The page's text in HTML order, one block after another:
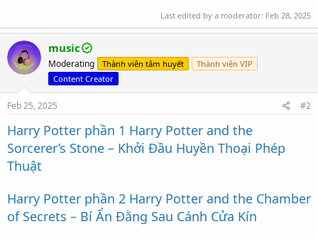
Last edited by a moderator: Feb 28, 2025
music
Moderating Thành viên tâm huyết
Thành viên VIP
Content Creator
Feb 25, 2025 #2
Harry Potter phần 1 Harry Potter and the
Sorcerer’s Stone – Khởi Đầu Huyền Thoại Phép
Thuật
Harry Potter phần 2 Harry Potter and the Chamber
of Secrets – Bí Ẩn Đằng Sau Cánh Cửa Kín